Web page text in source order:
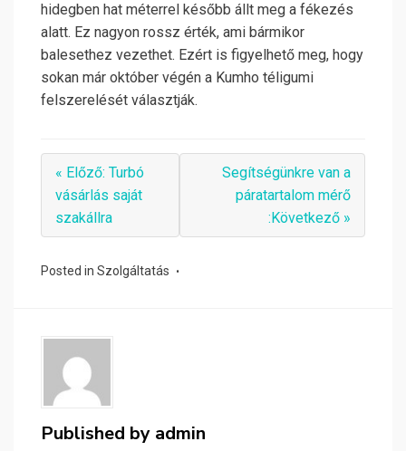
hidegben hat méterrel később állt meg a fékezés
alatt. Ez nagyon rossz érték, ami bármikor
balesethez vezethet. Ezért is figyelhető meg, hogy
sokan már október végén a Kumho téligumi
felszerelését választják.
« Előző: Turbó
vásárlás saját
szakállra
Segítségünkre van a
páratartalom mérő
:Következő »
Posted in Szolgáltatás
Published by admin